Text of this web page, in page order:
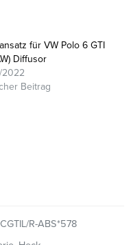
für VW Polo 6 GTI
Diffusor
2022
Beitrag
R-ABS*578